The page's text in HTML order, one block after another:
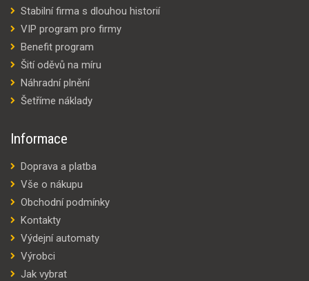
Stabilní firma s dlouhou historií
VIP program pro firmy
Benefit program
Šití oděvů na míru
Náhradní plnění
Šetříme náklady
Informace
Doprava a platba
Vše o nákupu
Obchodní podmínky
Kontakty
Výdejní automaty
Výrobci
Jak vybrat